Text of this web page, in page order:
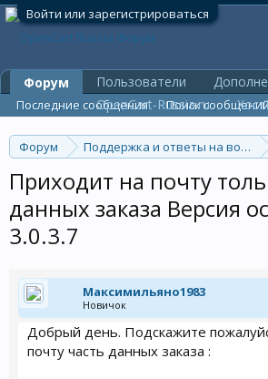
Войти или зарегистрироваться
Форум
Поддержка и ответы на
Приходит на почту
данных заказа Версия
3.0.3.7
Максимильяно1983
Новичок
Добрый день. Подскажите
почту часть данных заказа :
Форум
Последние сообщения Поиск
Пользователи
OpenCart-Russia.ru